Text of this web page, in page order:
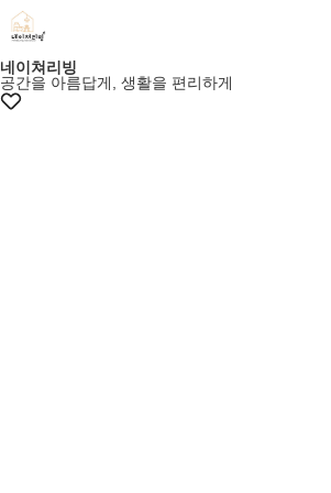
+10% 쿠폰
네이쳐리빙
공간을 아름답게, 생활을 편리하게